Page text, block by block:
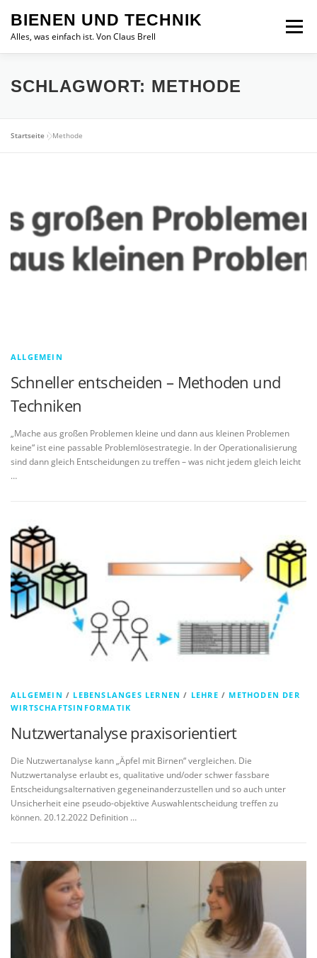
Inhalt
springen
BIENEN UND TECHNIK
Alles, was einfach ist. Von Claus Brell
Menü
SCHLAGWORT: METHODE
Startseite »Methode
ALLGEMEIN
Schneller entscheiden – Methoden und
Techniken
„Mache aus großen Problemen kleine und dann aus kleinen Problemen
keine“ ist eine passable Problemlösestrategie. In der Operationalisierung
sind dann gleich Entscheidungen zu treffen – was nicht jedem gleich leicht
…
ALLGEMEIN / LEBENSLANGES LERNEN / LEHRE / METHODEN DER
WIRTSCHAFTSINFORMATIK
Nutzwertanalyse praxisorientiert
Die Nutzwertanalyse kann „Äpfel mit Birnen“ vergleichen. Die
Nutzwertanalyse erlaubt es, qualitative und/oder schwer fassbare
Entscheidungsalternativen gegeneinanderzustellen und so auch unter
Unsicherheit eine pseudo-objektive Auswahlentscheidung treffen zu
können. 20.12.2022 Definition …